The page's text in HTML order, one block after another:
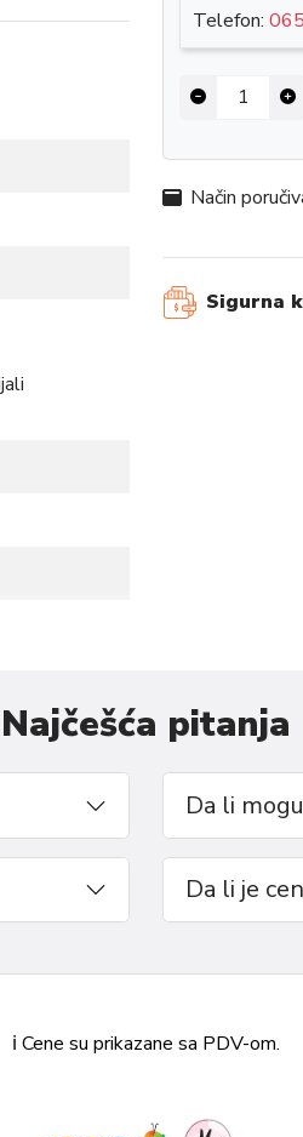
na
detaljima,
cipele će
Telefon:
Način
Sigurna
Najčešća pitanja
Da li
Da li je
ℹ️ Cene su prikazane sa PDV-om.